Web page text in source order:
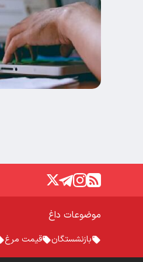
موضوعات داغ
بازنشستگان قیمت مرغ